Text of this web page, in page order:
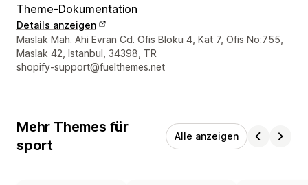
Theme-Dokumentation
Details anzeigen
Designer-Kontaktdaten
Maslak Mah. Ahi Evran Cd. Ofis Bloku 4, Kat 7, Ofis No:755,
Maslak 42, Istanbul, 34398, TR
shopify-support@fuelthemes.net
Mehr Themes für
sport
Alle anzeigen